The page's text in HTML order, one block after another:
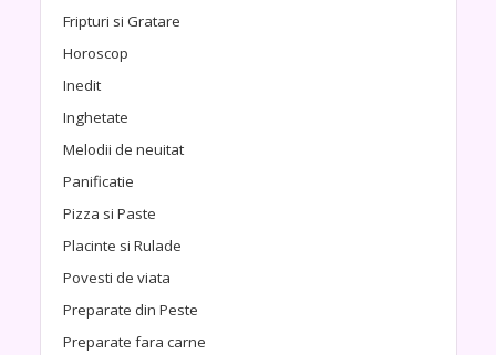
Fripturi si Gratare
Horoscop
Inedit
Inghetate
Melodii de neuitat
Panificatie
Pizza si Paste
Placinte si Rulade
Povesti de viata
Preparate din Peste
Preparate fara carne